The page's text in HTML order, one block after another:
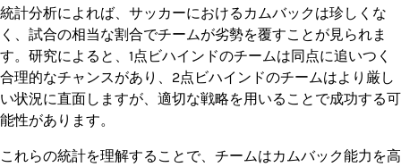
統計分析によれば、サッカーにおけるカムバックは珍しくな
く、試合の相当な割合でチームが劣勢を覆すことが見られま
す。研究によると、1点ビハインドのチームは同点に追いつく
合理的なチャンスがあり、2点ビハインドのチームはより厳し
い状況に直面しますが、適切な戦略を用いることで成功する可
能性があります。
これらの統計を理解することで、チームはカムバック能力を高